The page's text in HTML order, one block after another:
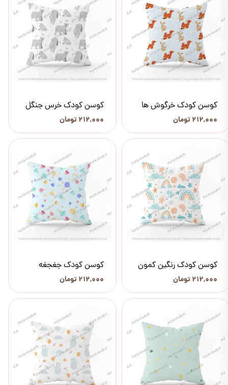
کوسن کودک خرگوش ها
۲۱۲,۰۰۰ تومان
کوسن کودک خرس جنگل
۲۱۲,۰۰۰ تومان
کوسن کودک رنگین کمون
۲۱۲,۰۰۰ تومان
کوسن کودک جغجغه
۲۱۲,۰۰۰ تومان